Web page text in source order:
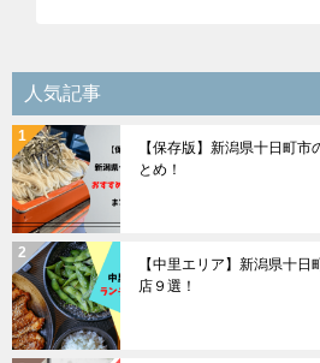
シ
ョ
ン
人気記事
【保存版】新潟県十日町
とめ！
【中里エリア】新潟県十
店９選！